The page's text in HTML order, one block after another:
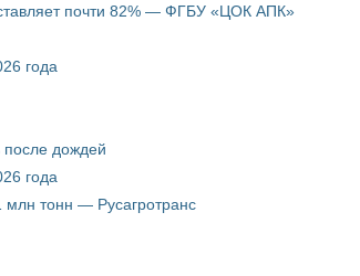
почти 82% — ФГБУ «ЦОК АПК»
года
после дождей
года
млн тонн — Русагротранс